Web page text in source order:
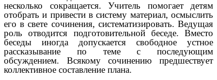
несколько сокращается. Учитель помогает детям
отобрать и привести в систему материал, осмыслить
его в свете сочинения, систематизировать. Ведущая
роль отводится подготовительной беседе. Вместо
беседы иногда допускается свободное устное
рассказывание по теме с последующим
обсуждением. Всякому сочинению предшествует
коллективное составление плана.